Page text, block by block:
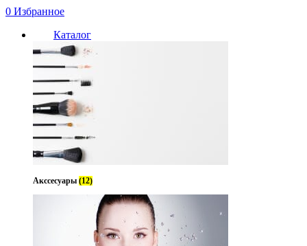
0 Избранное
Каталог
Акссесуары (12)